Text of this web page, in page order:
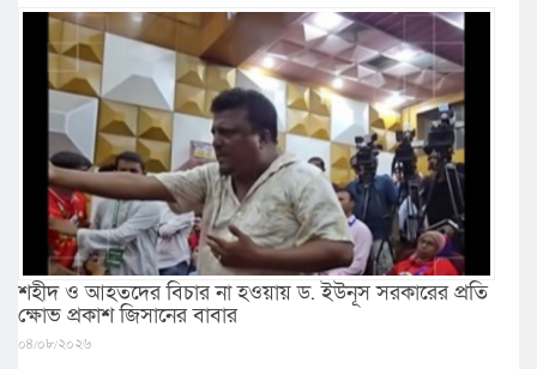
শহীদ ও আহতদের বিচার না হওয়ায় ড. ইউনূস সরকারের প্রতি
ক্ষোভ প্রকাশ জিসানের বাবার
০৪/০৮/২০২৬